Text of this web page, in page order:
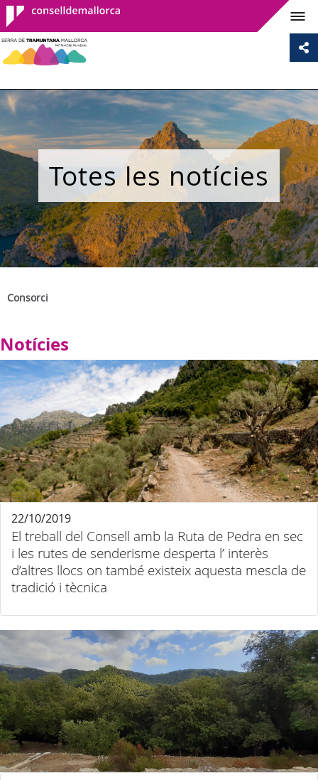
Consell de
Mallorca
Totes les notícies
Consorci
Notícies
El treball del Consell amb la Ruta de Pedra en sec
i les rutes de senderisme desperta l’ interès
d’altres llocs on també existeix aquesta mescla de
tradició i tècnica
22/10/2019